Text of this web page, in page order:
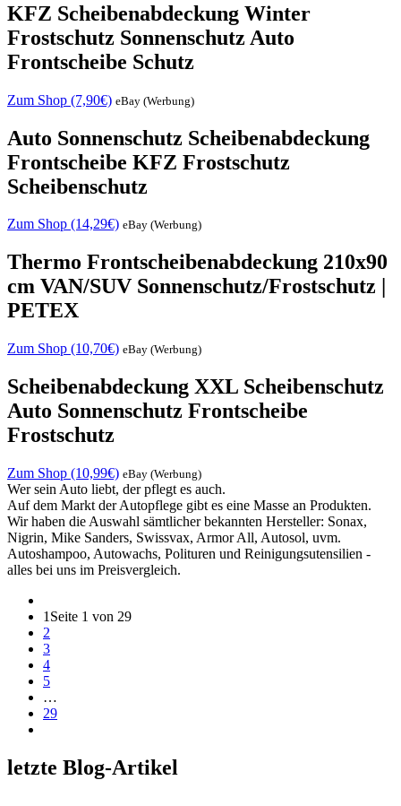
KFZ Scheibenabdeckung Winter
Frostschutz Sonnenschutz Auto
Frontscheibe Schutz
Zum Shop (7,90€) eBay (Werbung)
Auto Sonnenschutz Scheibenabdeckung
Frontscheibe KFZ Frostschutz
Scheibenschutz
Zum Shop (14,29€) eBay (Werbung)
Thermo Frontscheibenabdeckung 210x90
cm VAN/SUV Sonnenschutz/Frostschutz |
PETEX
Zum Shop (10,70€) eBay (Werbung)
Scheibenabdeckung XXL Scheibenschutz
Auto Sonnenschutz Frontscheibe
Frostschutz
Zum Shop (10,99€) eBay (Werbung)
Wer sein Auto liebt, der pflegt es auch.
Auf dem Markt der Autopflege gibt es eine Masse an Produkten.
Wir haben die Auswahl sämtlicher bekannten Hersteller: Sonax,
Nigrin, Mike Sanders, Swissvax, Armor All, Autosol, uvm.
Autoshampoo, Autowachs, Polituren und Reinigungsutensilien -
alles bei uns im Preisvergleich.
1 Seite 1 von 29
2
3
4
5
…
29
letzte Blog-Artikel